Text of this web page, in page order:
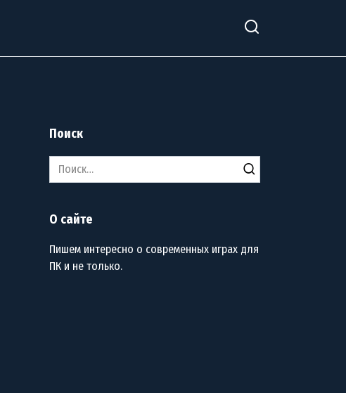
Поиск
Search
for:
О сайте
Пишем интересно о современных играх для
ПК и не только.